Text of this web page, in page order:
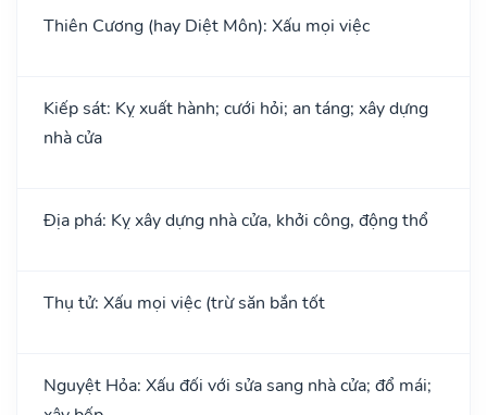
Thiên Cương (hay Diệt Môn): Xấu mọi việc
Kiếp sát: Kỵ xuất hành; cưới hỏi; an táng; xây dựng
nhà cửa
Địa phá: Kỵ xây dựng nhà cửa, khởi công, động thổ
Thụ tử: Xấu mọi việc (trừ săn bắn tốt
Nguyệt Hỏa: Xấu đối với sửa sang nhà cửa; đổ mái;